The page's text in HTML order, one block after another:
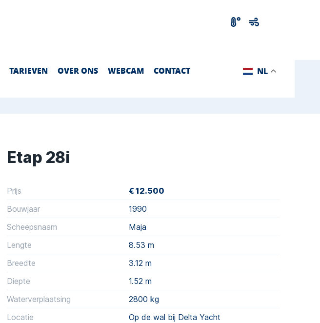
NL
TARIEVEN OVER ONS WEBCAM CONTACT
Etap 28i
Prijs
€ 12.500
Bouwjaar
1990
Scheepsnaam
Maja
Lengte
8.53 m
Breedte
3.12 m
Diepte
1.52 m
Waterverplaatsing
2800 kg
Locatie
Op de wal bij Delta Yacht